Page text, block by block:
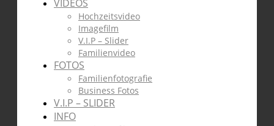
VIDEOS
Hochzeitsvideo
Imagefilm
V.I.P – Slider
Familienvideo
FOTOS
Familienfotografie
Business Fotos
V.I.P – SLIDER
INFO